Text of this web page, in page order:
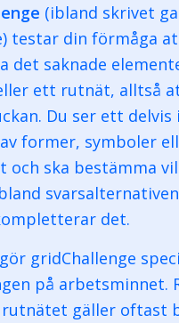
(ibland skrivet
testar din förmåga
det saknade
ett rutnät, alltså
Du ser ett
former, symboler
och ska bestämma
det.
gridChallenge
på arbetsminnet.
gäller oftast